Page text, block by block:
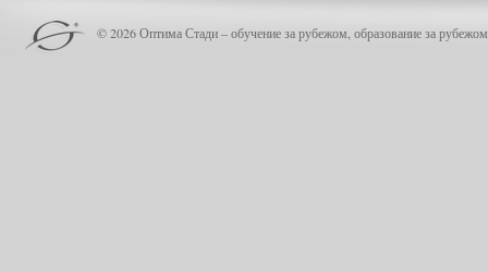
© 2026 Оптима Стади – обучение за рубежом, образование за